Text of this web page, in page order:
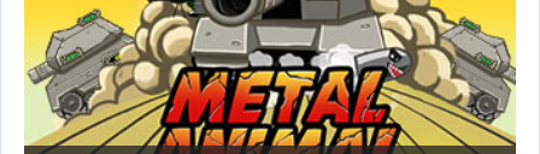
Save the Princess